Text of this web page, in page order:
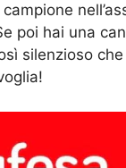
poi hai una
silenzioso